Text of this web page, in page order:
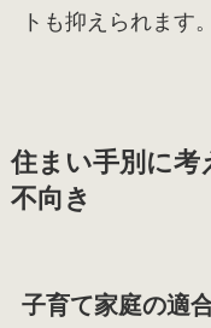
トも抑えられます。
住まい手別に考
不向き
子育て家庭の適